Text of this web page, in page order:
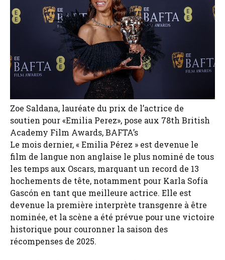
Zoe Saldana, lauréate du prix de l’actrice de
soutien pour «Emilia Perez», pose aux 78th British
Academy Film Awards, BAFTA’s
Le mois dernier, « Emilia Pérez » est devenue le
film de langue non anglaise le plus nominé de tous
les temps aux Oscars, marquant un record de 13
hochements de tête, notamment pour Karla Sofía
Gascón en tant que meilleure actrice. Elle est
devenue la première interprète transgenre à être
nominée, et la scène a été prévue pour une victoire
historique pour couronner la saison des
récompenses de 2025.